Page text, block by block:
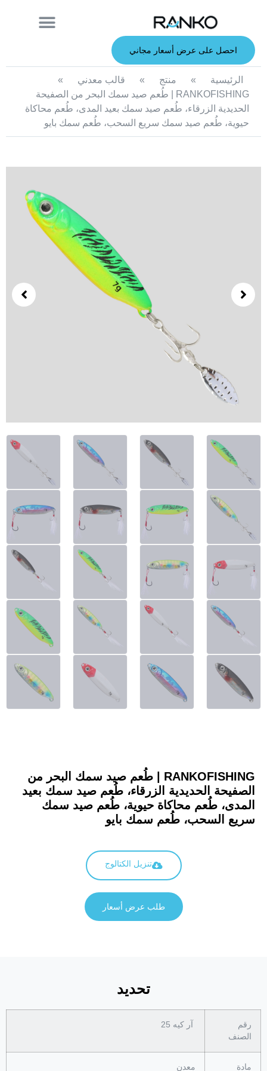
احصل على عرض أسعار مجاني
الرئيسية » منتج » قالب معدني
»
RANKOFISHING | طُعم صيد سمك البحر من الصفيحة
الحديدية الزرقاء، طُعم صيد سمك بعيد المدى، طُعم محاكاة
حيوية، طُعم صيد سمك سريع السحب، طُعم سمك بايو
RANKOFISHING | طُعم صيد سمك البحر من
الصفيحة الحديدية الزرقاء، طُعم صيد سمك بعيد
المدى، طُعم محاكاة حيوية، طُعم صيد سمك
سريع السحب، طُعم سمك بايو
تنزيل الكتالوج
طلب عرض أسعار
تحديد
رقم
الصنف
آر كيه 25
مادة معدن